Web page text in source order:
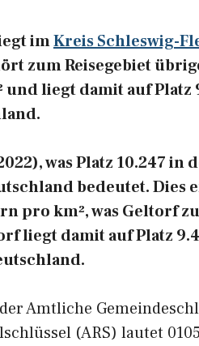
imKreis Schleswig-
zum Reisegebiet
und liegt damit auf Platz
was Platz 10.247 in
bedeutet. Dies
pro km², was Geltorf
liegt damit auf Platz
Amtliche
(ARS) lautet